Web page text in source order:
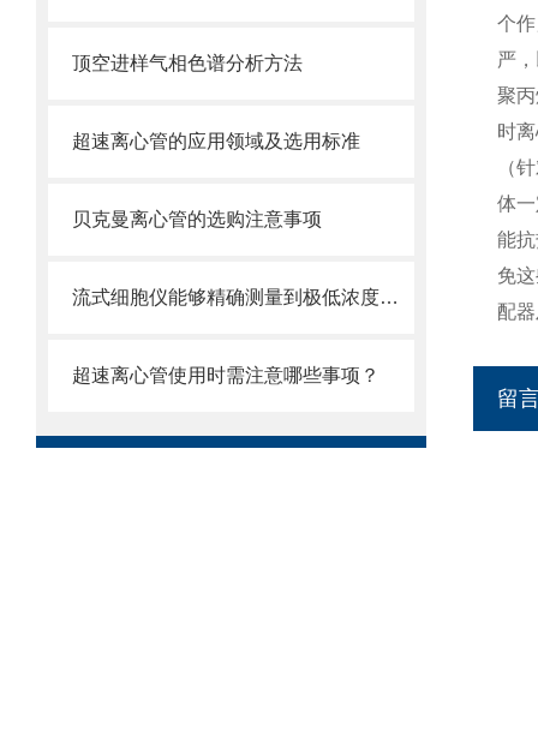
顶空进样气相色谱分析方法
超速离心管的应用领域及选用标准
贝克曼离心管的选购注意事项
流式细胞仪能够精确测量到极低浓度的标记物
超速离心管使用时需注意哪些事项？
个
严
聚
时
（
体
能
免
配
留